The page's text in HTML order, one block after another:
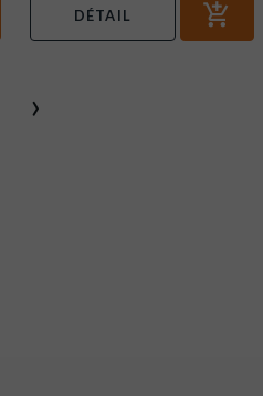
DÉTAIL
›